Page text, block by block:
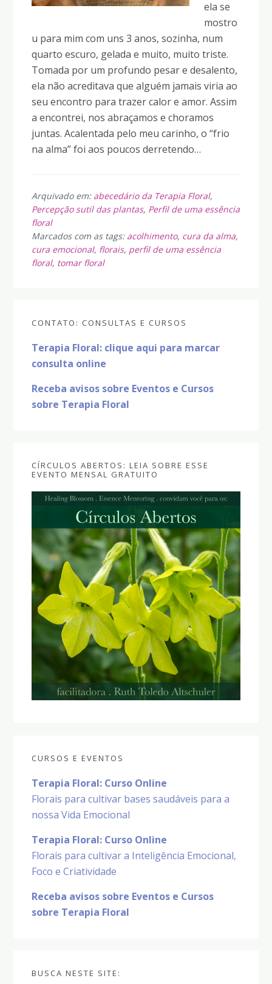
ela se
mostro
u para mim com uns 3 anos, sozinha, num
quarto escuro, gelada e muito, muito triste.
Tomada por um profundo pesar e desalento,
ela não acreditava que alguém jamais viria ao
seu encontro para trazer calor e amor. Assim
a encontrei, nos abraçamos e choramos
juntas. Acalentada pelo meu carinho, o “frio
na alma” foi aos poucos derretendo…
Arquivado em: abecedário da Terapia Floral,
Percepção sutil das plantas, Perfil de uma essência
floral
Marcados com as tags: acolhimento, cura da alma,
cura emocional, florais, perfil de uma essência
floral, tomar floral
primária
CONTATO: CONSULTAS E CURSOS
Terapia Floral: clique aqui para marcar
consulta online
Receba avisos sobre Eventos e Cursos
sobre Terapia Floral
CÍRCULOS ABERTOS: LEIA SOBRE ESSE
EVENTO MENSAL GRATUITO
CURSOS E EVENTOS
Terapia Floral: Curso Online
Florais para cultivar bases saudáveis para a
nossa Vida Emocional
Terapia Floral: Curso Online
Florais para cultivar a Inteligência Emocional,
Foco e Criatividade
Receba avisos sobre Eventos e Cursos
sobre Terapia Floral
BUSCA NESTE SITE: